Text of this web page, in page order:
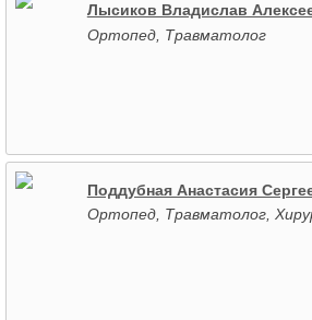
Лысиков Владислав
Ортопед, Травматолог
Поддубная Анастасия
Ортопед, Травматолог,